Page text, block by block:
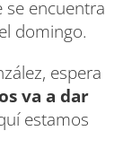
se encuentra
domingo.
espera
va a dar
estamos